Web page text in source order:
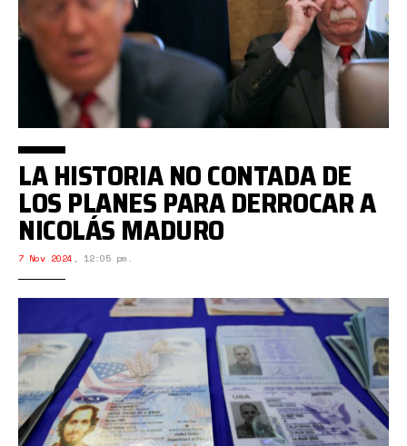
LA HISTORIA NO CONTADA DE
LOS PLANES PARA DERROCAR A
NICOLÁS MADURO
7 Nov 2024 , 12:05 pm.